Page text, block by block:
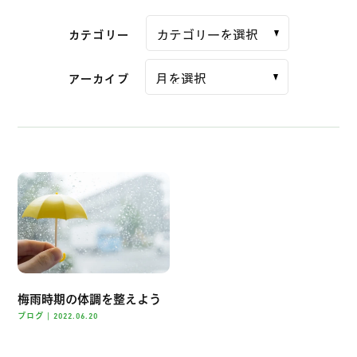
カテゴリー
アーカイブ
梅雨時期の体調を整えよう
ブログ |2022.06.20